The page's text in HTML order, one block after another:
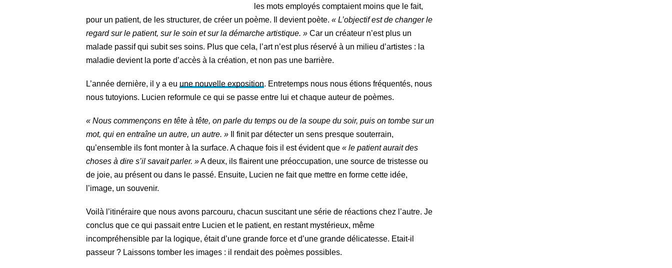
les mots employés comptaient moins que le fait,
pour un patient, de les structurer, de créer un poème. Il devient poète. « L’objectif est de changer le
regard sur le patient, sur le soin et sur la démarche artistique. » Car un créateur n’est plus un
malade passif qui subit ses soins. Plus que cela, l’art n’est plus réservé à un milieu d’artistes : la
maladie devient la porte d’accès à la création, et non pas une barrière.
L’année dernière, il y a eu une nouvelle exposition. Entretemps nous nous étions fréquentés, nous
nous tutoyions. Lucien reformule ce qui se passe entre lui et chaque auteur de poèmes.
« Nous commençons en tête à tête, on parle du temps ou de la soupe du soir, puis on tombe sur un
mot, qui en entraîne un autre, un autre. » Il finit par détecter un sens presque souterrain,
qu’ensemble ils font monter à la surface. A chaque fois il est évident que « le patient aurait des
choses à dire s’il savait parler. »A deux, ils flairent une préoccupation, une source de tristesse ou
de joie, au présent ou dans le passé. Ensuite, Lucien ne fait que mettre en forme cette idée,
l’image, un souvenir.
Voilà l’itinéraire que nous avons parcouru, chacun suscitant une série de réactions chez l’autre. Je
conclus que ce qui passait entre Lucien et le patient, en restant mystérieux, même
incompréhensible par la logique, était d’une grande force et d’une grande délicatesse. Etait-il
passeur ? Laissons tomber les images : il rendait des poèmes possibles.